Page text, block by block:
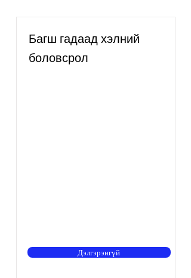
Багш гадаад хэлний
боловсрол
Дэлгэрэнгүй